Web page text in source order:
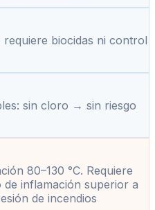
biocidas ni control
sin cloro → sin riesgo
80–130 °C. Requiere
inflamación superior a
de incendios